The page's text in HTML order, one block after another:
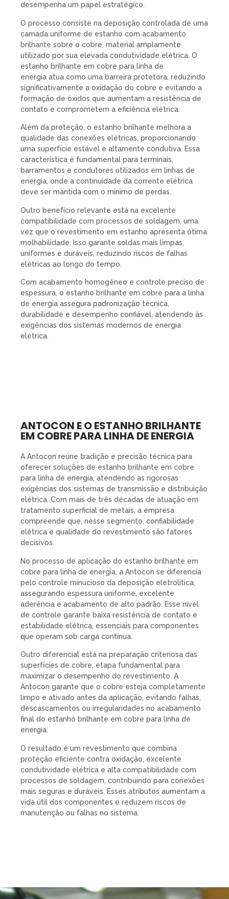
desempenha um papel estratégico.
O processo consiste na deposição controlada de uma
camada uniforme de estanho com acabamento
brilhante sobre o cobre, material amplamente
utilizado por sua elevada condutividade elétrica. O
estanho brilhante em cobre para linha de
energia atua como uma barreira protetora, reduzindo
significativamente a oxidação do cobre e evitando a
formação de óxidos que aumentam a resistência de
contato e comprometem a eficiência elétrica.
Além da proteção, o estanho brilhante melhora a
qualidade das conexões elétricas, proporcionando
uma superfície estável e altamente condutiva. Essa
característica é fundamental para terminais,
barramentos e condutores utilizados em linhas de
energia, onde a continuidade da corrente elétrica
deve ser mantida com o mínimo de perdas.
Outro benefício relevante está na excelente
compatibilidade com processos de soldagem, uma
vez que o revestimento em estanho apresenta ótima
molhabilidade. Isso garante soldas mais limpas,
uniformes e duráveis, reduzindo riscos de falhas
elétricas ao longo do tempo.
Com acabamento homogêneo e controle preciso de
espessura, o estanho brilhante em cobre para a linha
de energia assegura padronização técnica,
durabilidade e desempenho confiável, atendendo às
exigências dos sistemas modernos de energia
elétrica.
ANTOCON E O ESTANHO BRILHANTE
EM COBRE PARA LINHA DE ENERGIA
A Antocon reúne tradição e precisão técnica para
oferecer soluções de estanho brilhante em cobre
para linha de energia, atendendo às rigorosas
exigências dos sistemas de transmissão e distribuição
elétrica. Com mais de três décadas de atuação em
tratamento superficial de metais, a empresa
compreende que, nesse segmento, confiabilidade
elétrica e qualidade do revestimento são fatores
decisivos.
No processo de aplicação do estanho brilhante em
cobre para linha de energia, a Antocon se diferencia
pelo controle minucioso da deposição eletrolítica,
assegurando espessura uniforme, excelente
aderência e acabamento de alto padrão. Esse nível
de controle garante baixa resistência de contato e
estabilidade elétrica, essenciais para componentes
que operam sob carga contínua.
Outro diferencial está na preparação criteriosa das
superfícies de cobre, etapa fundamental para
maximizar o desempenho do revestimento. A
Antocon garante que o cobre esteja completamente
limpo e ativado antes da aplicação, evitando falhas,
descascamentos ou irregularidades no acabamento
final do estanho brilhante em cobre para linha de
energia.
O resultado é um revestimento que combina
proteção eficiente contra oxidação, excelente
condutividade elétrica e alta compatibilidade com
processos de soldagem, contribuindo para conexões
mais seguras e duráveis. Esses atributos aumentam a
vida útil dos componentes e reduzem riscos de
manutenção ou falhas no sistema.